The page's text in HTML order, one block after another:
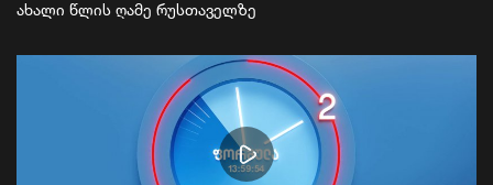
ახალი წლის ღამე რუსთაველზე